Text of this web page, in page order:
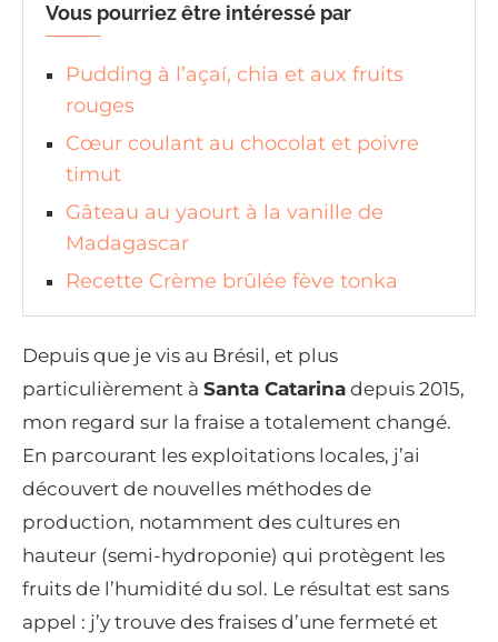
Vous pourriez être intéressé par
Pudding à l’açaí, chia et aux fruits
rouges
Cœur coulant au chocolat et poivre
timut
Gâteau au yaourt à la vanille de
Madagascar
Recette Crème brûlée fève tonka
Depuis que je vis au Brésil, et plus
particulièrement à Santa Catarina depuis 2015,
mon regard sur la fraise a totalement changé.
En parcourant les exploitations locales, j’ai
découvert de nouvelles méthodes de
production, notamment des cultures en
hauteur (semi-hydroponie) qui protègent les
fruits de l’humidité du sol. Le résultat est sans
appel : j’y trouve des fraises d’une fermeté et